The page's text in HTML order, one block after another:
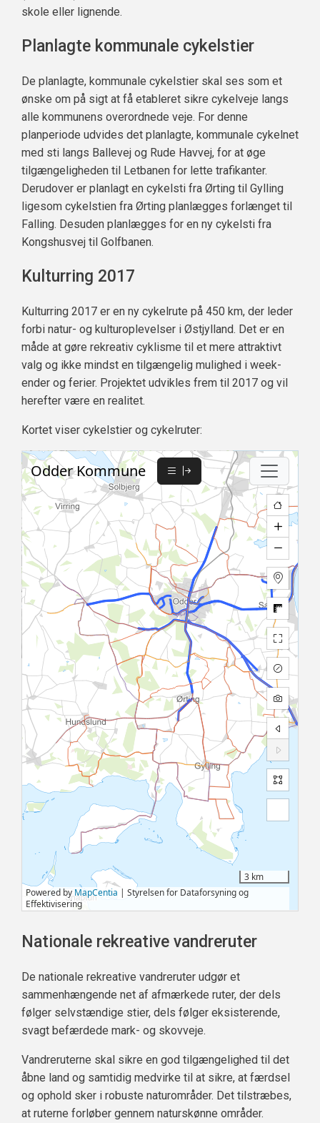
skole eller lignende.
Planlagte kommunale cykelstier
De planlagte, kommunale cykelstier skal ses som et
ønske om på sigt at få etableret sikre cykelveje langs
alle kommunens overordnede veje. For denne
planperiode udvides det planlagte, kommunale cykelnet
med sti langs Ballevej og Rude Havvej, for at øge
tilgængeligheden til Letbanen for lette trafikanter.
Derudover er planlagt en cykelsti fra Ørting til Gylling
ligesom cykelstien fra Ørting planlægges forlænget til
Falling. Desuden planlægges for en ny cykelsti fra
Kongshusvej til Golfbanen.
Kulturring 2017
Kulturring 2017 er en ny cykelrute på 450 km, der leder
forbi natur- og kulturoplevelser i Østjylland. Det er en
måde at gøre rekreativ cyklisme til et mere attraktivt
valg og ikke mindst en tilgængelig mulighed i week-
ender og ferier. Projektet udvikles frem til 2017 og vil
herefter være en realitet.
Kortet viser cykelstier og cykelruter:
Nationale rekreative vandreruter
De nationale rekreative vandreruter udgør et
sammenhængende net af afmærkede ruter, der dels
følger selvstændige stier, dels følger eksisterende,
svagt befærdede mark- og skovveje.
Vandreruterne skal sikre en god tilgængelighed til det
åbne land og samtidig medvirke til at sikre, at færdsel
og ophold sker i robuste naturområder. Det tilstræbes,
at ruterne forløber gennem naturskønne områder.